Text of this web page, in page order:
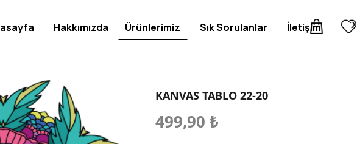
KANVAS TABLO 22-20
499,90 ₺
Hakkımızda Ürünlerimiz Sık Sorulanlar İletişim